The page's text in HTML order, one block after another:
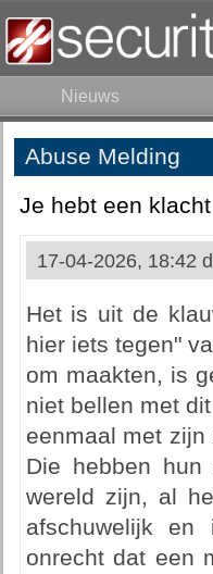
Nieuws
Abuse Melding
Je hebt een
17-04-2026, 18:42
Het is uit de
hier iets tegen"
om maakten, is
niet bellen met
eenmaal met
Die hebben
wereld zijn, al
afschuwelijk
onrecht dat een